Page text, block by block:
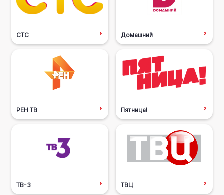
СТС Домашний
РЕН ТВ Пятница!
ТВ-3 ТВЦ